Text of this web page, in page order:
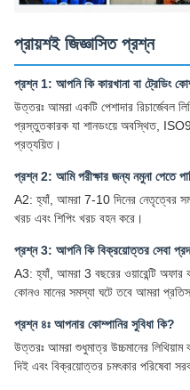
প্রায়শই জিজ্ঞাসিত প্রশ্ন
প্রশ্ন 1: আপনি কি কারখানা বা ট্রেডিং
উত্তরঃ আমরা একটি পেশাদার রিচার্জেবল
প্রস্তুতকারক যা শানডংয়ে অবস্থিত,
প্রত্যয়িত।
প্রশ্ন 2: আমি পরীক্ষার জন্য নমুনা পেতে
A2: হ্যাঁ, আমরা 7-10 দিনের নেতৃত্বের
খরচ এবং শিপিং খরচ বহন করে।
প্রশ্ন 3: আপনি কি বিক্রয়োত্তর সেবা
A3: হ্যাঁ, আমরা 3 বছরের ওয়ারেন্টি অফার
কোনও মানের সমস্যা ঘটে তবে আমরা
প্রশ্ন ৪ঃ আপনার কোম্পানির সুবিধা কি?
উত্তরঃ আমরা শুধুমাত্র উচ্চমানের লিথিয়াম
দিই এবং বিক্রয়োত্তর চমৎকার পরিষেবা